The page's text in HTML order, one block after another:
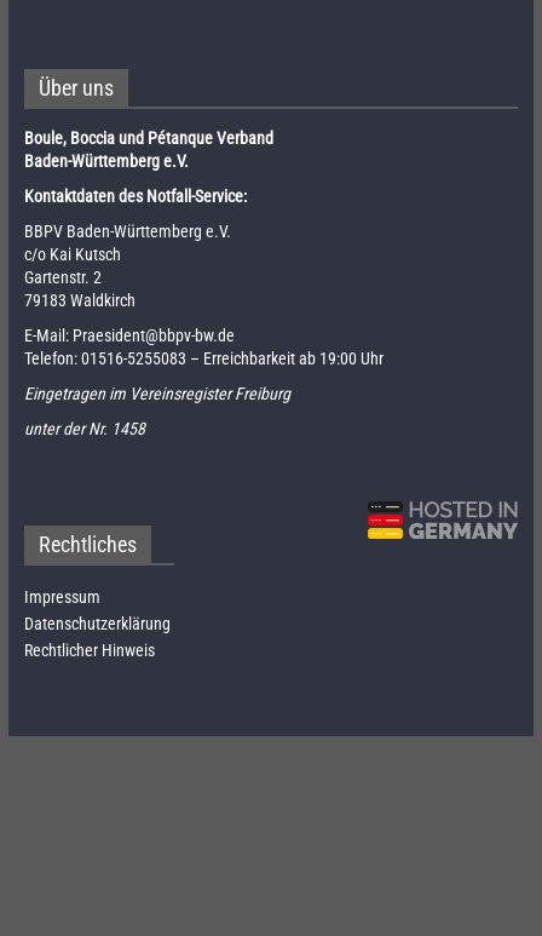
Über uns
Boule, Boccia und Pétanque Verband
Baden-Württemberg e.V.
Kontaktdaten des Notfall-Service:
BBPV Baden-Württemberg e.V.
c/o Kai Kutsch
Gartenstr. 2
79183 Waldkirch
E-Mail: Praesident@bbpv-bw.de
Telefon:01516-5255083 – Erreichbarkeit ab 19:00 Uhr
Eingetragen im Vereinsregister Freiburg
unter der Nr. 1458
Rechtliches
Impressum
Datenschutzerklärung
Rechtlicher Hinweis